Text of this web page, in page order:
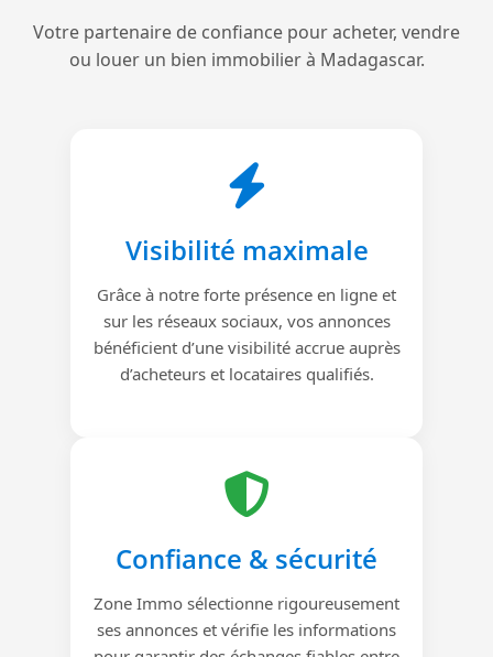
Votre partenaire de confiance pour acheter, vendre
ou louer un bien immobilier à Madagascar.
Visibilité maximale
Grâce à notre forte présence en ligne et
sur les réseaux sociaux, vos annonces
bénéficient d’une visibilité accrue auprès
d’acheteurs et locataires qualifiés.
Confiance & sécurité
Zone Immo sélectionne rigoureusement
ses annonces et vérifie les informations